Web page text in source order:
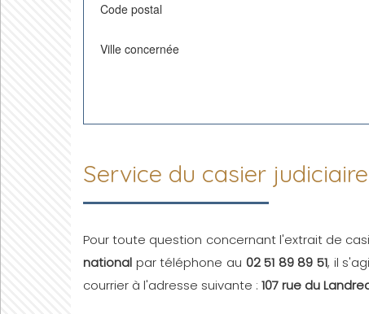
Code postal
Ville concernée
Service du casier judiciaire
Pour toute question concernant l'extrait de
national par téléphone au 02 51 89 89 51, il
courrier à l'adresse suivante : 107 rue du